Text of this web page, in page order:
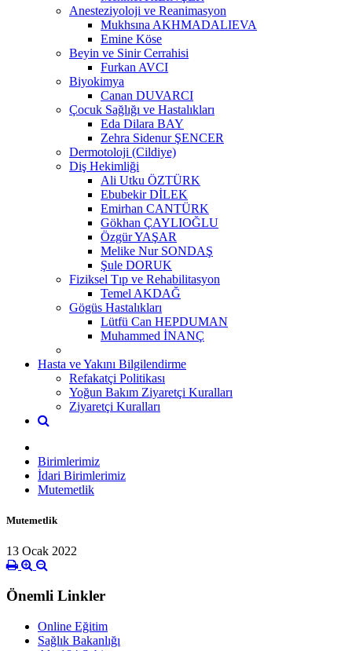
Anesteziyoloji ve Reanimasyon
Mukhsına AKHMADALIEVA
Emine Köse
Beyin ve Sinir Cerrahisi
Furkan AVCI
Biyokimya
Canan DUVARCI
Çocuk Sağlığı ve Hastalıkları
Eda Dilara BAY
Zehra Sidenur ŞENCER
Dermotoloji (Cildiye)
Diş Hekimliği
Ali Utku ÖZTÜRK
Ebubekir DİLEK
Emirhan CANTÜRK
Gökhan ÇAYLIOĞLU
Özgür YAŞAR
Melike Nur SONDAŞ
Şule DORUK
Fiziksel Tıp ve Rehabilitasyon
Temel AKDAĞ
Gögüs Hastalıkları
Lütfü Can HEPDUMAN
Muhammed İNANÇ
Hasta ve Yakını Bilgilendirme
Refakatçi Politikası
Yoğun Bakım Ziyaretçi Kuralları
Ziyaretçi Kuralları
Birimlerimiz
İdari Birimlerimiz
Mutemetlik
Mutemetlik
13 Ocak 2022
Önemli Linkler
Online Eğitim
Sağlık Bakanlığı